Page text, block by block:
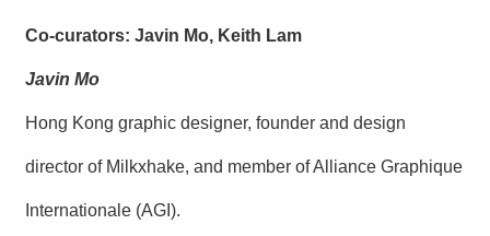
Co-curators: Javin Mo, Keith Lam
Javin Mo
Hong Kong graphic designer, founder and design
director of Milkxhake, and member of Alliance Graphique
Internationale (AGI).